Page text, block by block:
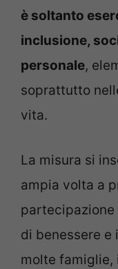
è soltanto
inclusione,
personale,
soprattutto
vita.
La misura si
ampia volta a
di benessere e
molte famiglie,